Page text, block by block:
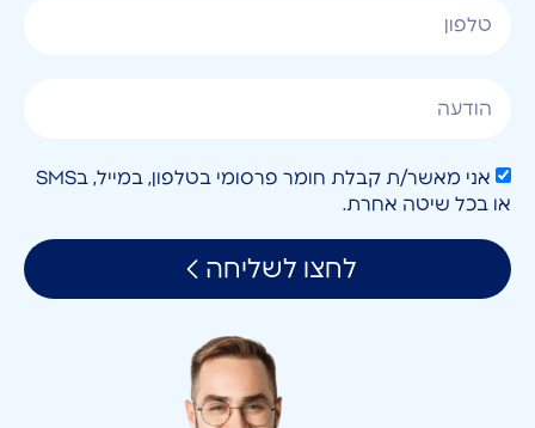
אני מאשר/ת קבלת חומר פרסומי בטלפון, במייל, בSMS
או בכל שיטה אחרת.
לחצו לשליחה